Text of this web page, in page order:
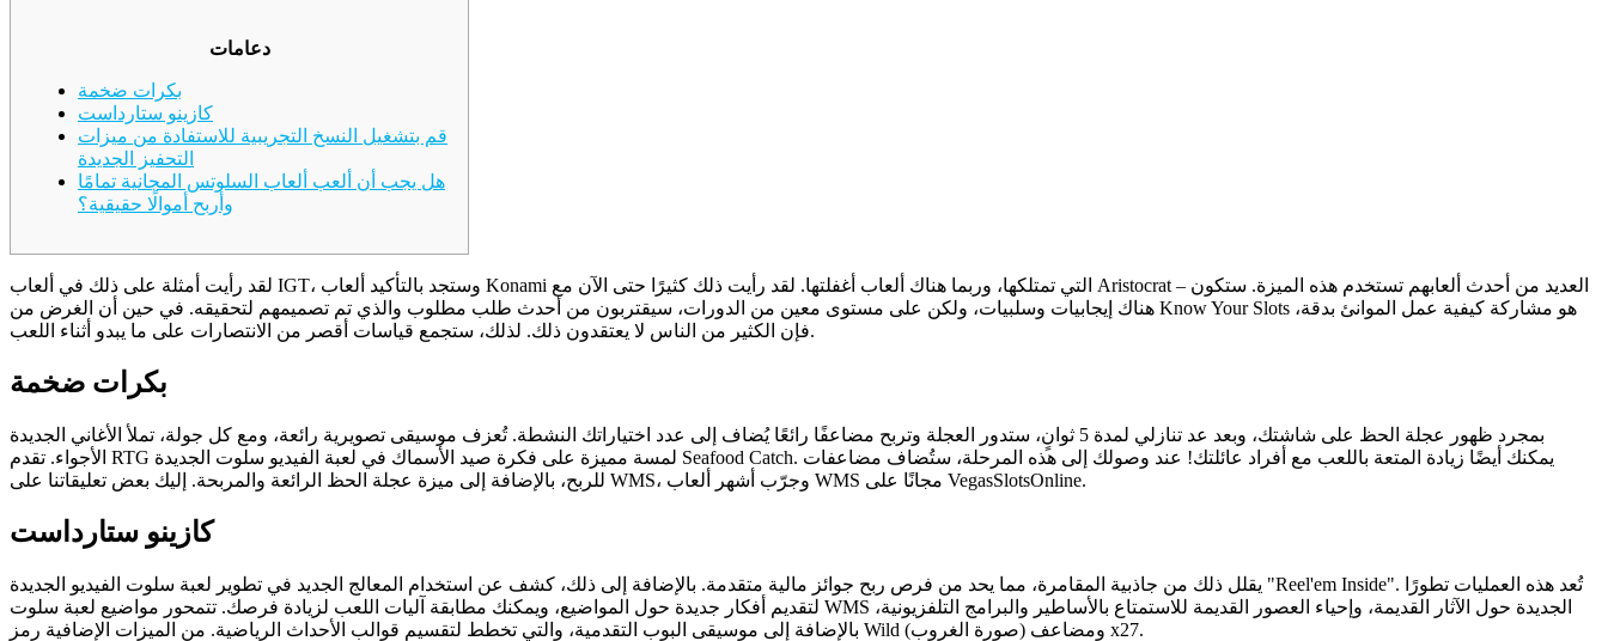
دعامات
بكرات ضخمة
كازينو ستارداست
قم بتشغيل النسخ التجريبية للاستفادة من ميزات
التحفيز الجديدة
هل يجب أن ألعب ألعاب السلوتس المجانية تمامًا
وأربح أموالًا حقيقية؟
لقد رأيت أمثلة على ذلك في ألعاب IGT، وستجد بالتأكيد ألعاب Konami التي تمتلكها، وربما هناك ألعاب أغفلتها. لقد رأيت ذلك كثيرًا حتى الآن مع Aristocrat – العديد من أحدث ألعابهم تستخدم هذه الميزة. ستكون
هناك إيجابيات وسلبيات، ولكن على مستوى معين من الدورات، سيقتربون من أحدث طلب مطلوب والذي تم تصميمهم لتحقيقه. في حين أن الغرض من Know Your Slots هو مشاركة كيفية عمل الموانئ بدقة،
فإن الكثير من الناس لا يعتقدون ذلك.لذلك، ستجمع قياسات أقصر من الانتصارات على ما يبدو أثناء اللعب.
بكرات ضخمة
بمجرد ظهور عجلة الحظ على شاشتك، وبعد عد تنازلي لمدة 5 ثوانٍ، ستدور العجلة وتربح مضاعفًا رائعًا يُضاف إلى عدد اختياراتك النشطة. تُعزف موسيقى تصويرية رائعة، ومع كل جولة، تملأ الأغاني الجديدة
الأجواء. تقدم RTG لمسة مميزة على فكرة صيد الأسماك في لعبة الفيديو سلوت الجديدة Seafood Catch. يمكنك أيضًا زيادة المتعة باللعب مع أفراد عائلتك! عند وصولك إلى هذه المرحلة، ستُضاف مضاعفات
للربح، بالإضافة إلى ميزة عجلة الحظ الرائعة والمربحة. إليك بعض تعليقاتنا على WMS، وجرّب أشهر ألعاب WMS مجانًا على VegasSlotsOnline.
كازينو ستارداست
يقلل ذلك من جاذبية المقامرة، مما يحد من فرص ربح جوائز مالية متقدمة. بالإضافة إلى ذلك، كشف عن استخدام المعالج الجديد في تطوير لعبة سلوت الفيديو الجديدة "Reel'em Inside". تُعد هذه العمليات تطورًا
لتقديم أفكار جديدة حول المواضيع، ويمكنك مطابقة آليات اللعب لزيادة فرصك. تتمحور مواضيع لعبة سلوت WMS الجديدة حول الآثار القديمة، وإحياء العصور القديمة للاستمتاع بالأساطير والبرامج التلفزيونية،
بالإضافة إلى موسيقى البوب ​​التقدمية، والتي تخطط لتقسيم قوالب الأحداث الرياضية. من الميزات الإضافية رمز Wild (صورة الغروب) ومضاعف x27.